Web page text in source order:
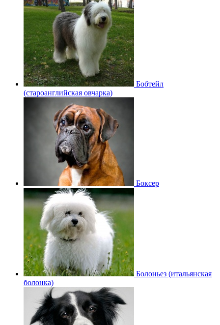
Бобтейл
(староанглийская овчарка)
Боксер
Болоньез (итальянская
болонка)